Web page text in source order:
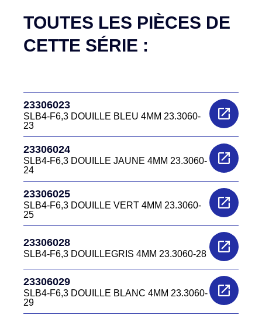
TOUTES LES PIÈCES DE
CETTE SÉRIE :
23306023
SLB4-F6,3 DOUILLE BLEU 4MM 23.3060-
23
23306024
SLB4-F6,3 DOUILLE JAUNE 4MM 23.3060-
24
23306025
SLB4-F6,3 DOUILLE VERT 4MM 23.3060-
25
23306028
SLB4-F6,3 DOUILLEGRIS 4MM 23.3060-28
23306029
SLB4-F6,3 DOUILLE BLANC 4MM 23.3060-
29